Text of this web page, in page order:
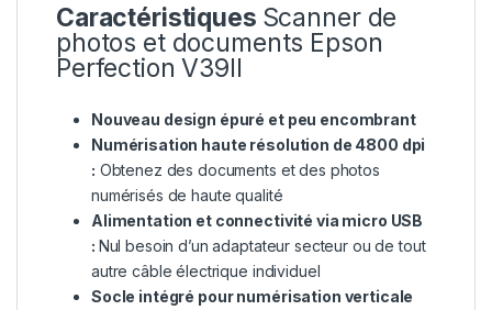
Caractéristiques Scanner de
photos et documents Epson
Perfection V39II
Nouveau design épuré et peu encombrant
Numérisation haute résolution de 4800 dpi
: Obtenez des documents et des photos
numérisés de haute qualité
Alimentation et connectivité via micro USB
: Nul besoin d’un adaptateur secteur ou de tout
autre câble électrique individuel
Socle intégré pour numérisation verticale